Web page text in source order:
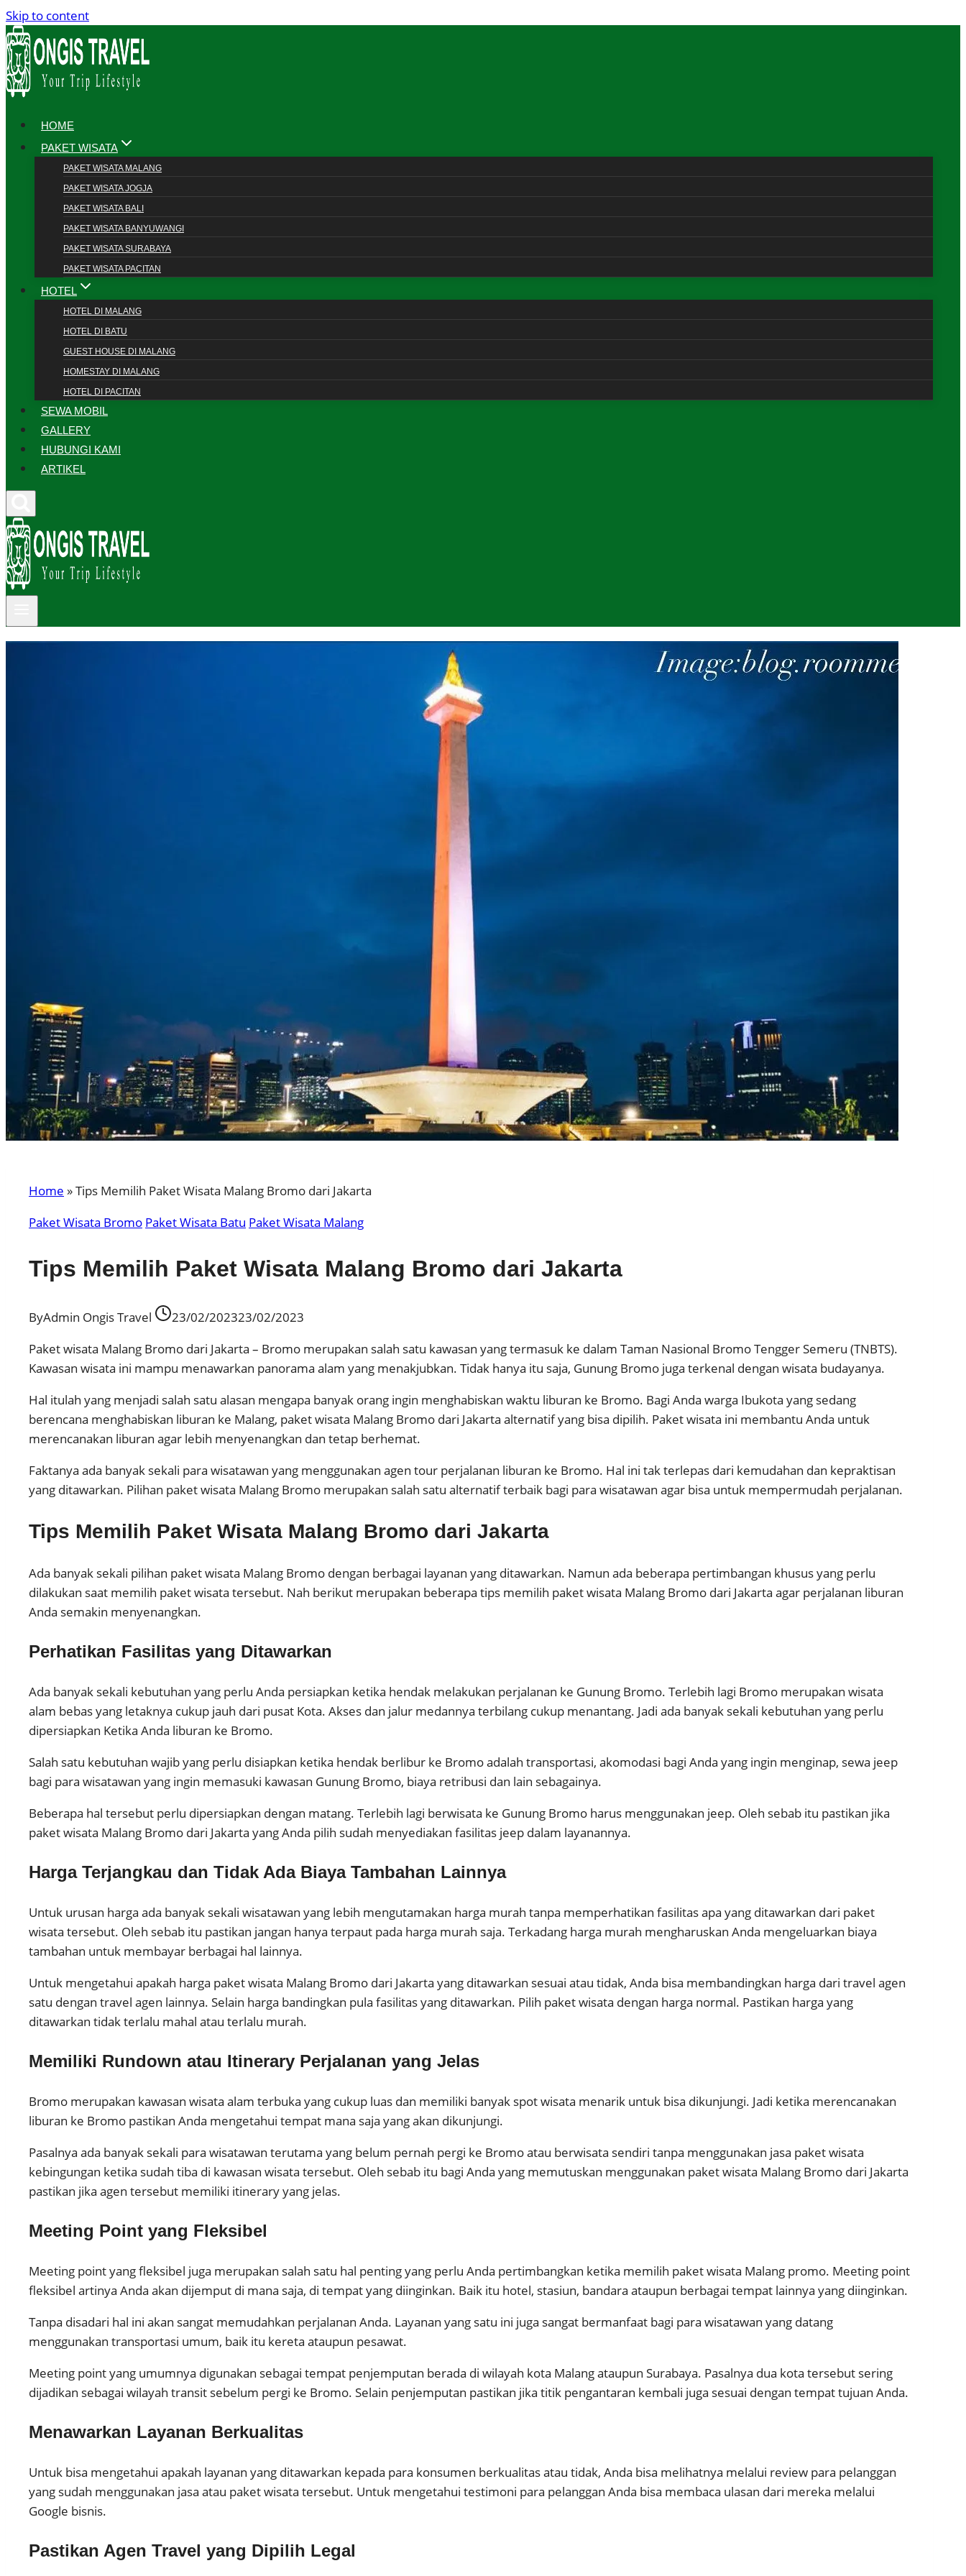
Skip to content
HOME
PAKET WISATA
PAKET WISATA MALANG
PAKET WISATA JOGJA
PAKET WISATA BALI
PAKET WISATA BANYUWANGI
PAKET WISATA SURABAYA
PAKET WISATA PACITAN
HOTEL
HOTEL DI MALANG
HOTEL DI BATU
GUEST HOUSE DI MALANG
HOMESTAY DI MALANG
HOTEL DI PACITAN
SEWA MOBIL
GALLERY
HUBUNGI KAMI
ARTIKEL
Home »Tips Memilih Paket Wisata Malang Bromo dari Jakarta
Paket Wisata Bromo Paket Wisata Batu Paket Wisata Malang
Tips Memilih Paket Wisata Malang Bromo dari Jakarta
ByAdmin Ongis Travel 23/02/202323/02/2023
Paket wisata Malang Bromo dari Jakarta – Bromo merupakan salah satu kawasan yang termasuk ke dalam Taman Nasional Bromo Tengger Semeru (TNBTS).
Kawasan wisata ini mampu menawarkan panorama alam yang menakjubkan. Tidak hanya itu saja, Gunung Bromo juga terkenal dengan wisata budayanya.
Hal itulah yang menjadi salah satu alasan mengapa banyak orang ingin menghabiskan waktu liburan ke Bromo. Bagi Anda warga Ibukota yang sedang
berencana menghabiskan liburan ke Malang, paket wisata Malang Bromo dari Jakarta alternatif yang bisa dipilih. Paket wisata ini membantu Anda untuk
merencanakan liburan agar lebih menyenangkan dan tetap berhemat.
Faktanya ada banyak sekali para wisatawan yang menggunakan agen tour perjalanan liburan ke Bromo. Hal ini tak terlepas dari kemudahan dan kepraktisan
yang ditawarkan. Pilihan paket wisata Malang Bromo merupakan salah satu alternatif terbaik bagi para wisatawan agar bisa untuk mempermudah perjalanan.
Tips Memilih Paket Wisata Malang Bromo dari Jakarta
Ada banyak sekali pilihan paket wisata Malang Bromo dengan berbagai layanan yang ditawarkan. Namun ada beberapa pertimbangan khusus yang perlu
dilakukan saat memilih paket wisata tersebut. Nah berikut merupakan beberapa tips memilih paket wisata Malang Bromo dari Jakarta agar perjalanan liburan
Anda semakin menyenangkan.
Perhatikan Fasilitas yang Ditawarkan
Ada banyak sekali kebutuhan yang perlu Anda persiapkan ketika hendak melakukan perjalanan ke Gunung Bromo. Terlebih lagi Bromo merupakan wisata
alam bebas yang letaknya cukup jauh dari pusat Kota. Akses dan jalur medannya terbilang cukup menantang. Jadi ada banyak sekali kebutuhan yang perlu
dipersiapkan Ketika Anda liburan ke Bromo.
Salah satu kebutuhan wajib yang perlu disiapkan ketika hendak berlibur ke Bromo adalah transportasi, akomodasi bagi Anda yang ingin menginap, sewa jeep
bagi para wisatawan yang ingin memasuki kawasan Gunung Bromo, biaya retribusi dan lain sebagainya.
Beberapa hal tersebut perlu dipersiapkan dengan matang. Terlebih lagi berwisata ke Gunung Bromo harus menggunakan jeep. Oleh sebab itu pastikan jika
paket wisata Malang Bromo dari Jakarta yang Anda pilih sudah menyediakan fasilitas jeep dalam layanannya.
Harga Terjangkau dan Tidak Ada Biaya Tambahan Lainnya
Untuk urusan harga ada banyak sekali wisatawan yang lebih mengutamakan harga murah tanpa memperhatikan fasilitas apa yang ditawarkan dari paket
wisata tersebut. Oleh sebab itu pastikan jangan hanya terpaut pada harga murah saja. Terkadang harga murah mengharuskan Anda mengeluarkan biaya
tambahan untuk membayar berbagai hal lainnya.
Untuk mengetahui apakah harga paket wisata Malang Bromo dari Jakarta yang ditawarkan sesuai atau tidak, Anda bisa membandingkan harga dari travel agen
satu dengan travel agen lainnya. Selain harga bandingkan pula fasilitas yang ditawarkan. Pilih paket wisata dengan harga normal. Pastikan harga yang
ditawarkan tidak terlalu mahal atau terlalu murah.
Memiliki Rundown atau Itinerary Perjalanan yang Jelas
Bromo merupakan kawasan wisata alam terbuka yang cukup luas dan memiliki banyak spot wisata menarik untuk bisa dikunjungi. Jadi ketika merencanakan
liburan ke Bromo pastikan Anda mengetahui tempat mana saja yang akan dikunjungi.
Pasalnya ada banyak sekali para wisatawan terutama yang belum pernah pergi ke Bromo atau berwisata sendiri tanpa menggunakan jasa paket wisata
kebingungan ketika sudah tiba di kawasan wisata tersebut. Oleh sebab itu bagi Anda yang memutuskan menggunakan paket wisata Malang Bromo dari Jakarta
pastikan jika agen tersebut memiliki itinerary yang jelas.
Meeting Point yang Fleksibel
Meeting point yang fleksibel juga merupakan salah satu hal penting yang perlu Anda pertimbangkan ketika memilih paket wisata Malang promo. Meeting point
fleksibel artinya Anda akan dijemput di mana saja, di tempat yang diinginkan. Baik itu hotel, stasiun, bandara ataupun berbagai tempat lainnya yang diinginkan.
Tanpa disadari hal ini akan sangat memudahkan perjalanan Anda. Layanan yang satu ini juga sangat bermanfaat bagi para wisatawan yang datang
menggunakan transportasi umum, baik itu kereta ataupun pesawat.
Meeting point yang umumnya digunakan sebagai tempat penjemputan berada di wilayah kota Malang ataupun Surabaya. Pasalnya dua kota tersebut sering
dijadikan sebagai wilayah transit sebelum pergi ke Bromo. Selain penjemputan pastikan jika titik pengantaran kembali juga sesuai dengan tempat tujuan Anda.
Menawarkan Layanan Berkualitas
Untuk bisa mengetahui apakah layanan yang ditawarkan kepada para konsumen berkualitas atau tidak, Anda bisa melihatnya melalui review para pelanggan
yang sudah menggunakan jasa atau paket wisata tersebut. Untuk mengetahui testimoni para pelanggan Anda bisa membaca ulasan dari mereka melalui
Google bisnis.
Pastikan Agen Travel yang Dipilih Legal